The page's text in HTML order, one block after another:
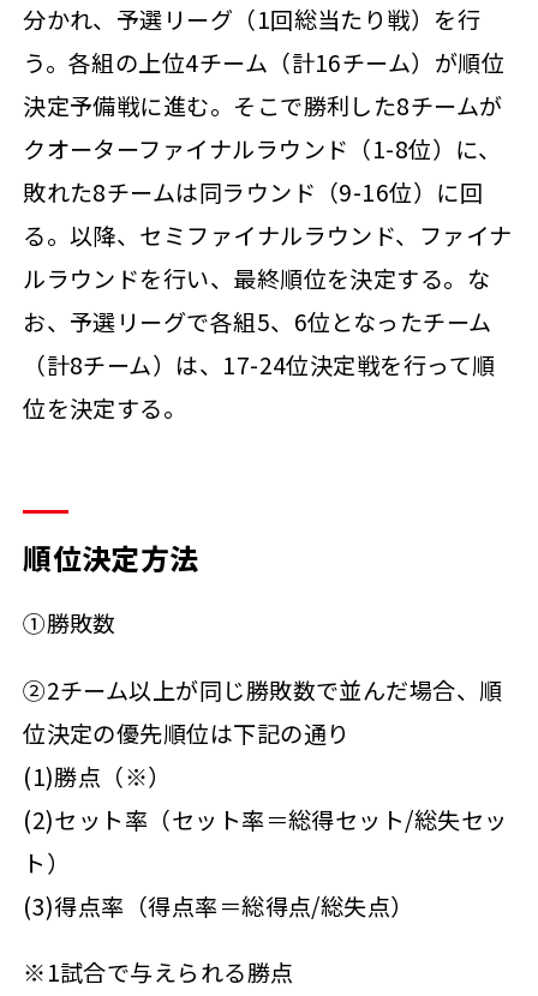
分かれ、予選リーグ（1回総当たり戦）を行
う。各組の上位4チーム（計16チーム）が順位
決定予備戦に進む。そこで勝利した8チームが
クオーターファイナルラウンド（1-8位）に、
敗れた8チームは同ラウンド（9-16位）に回
る。以降、セミファイナルラウンド、ファイナ
ルラウンドを行い、最終順位を決定する。な
お、予選リーグで各組5、6位となったチーム
（計8チーム）は、17-24位決定戦を行って順
位を決定する。
順位決定方法
①勝敗数
②2チーム以上が同じ勝敗数で並んだ場合、順
位決定の優先順位は下記の通り
(1)勝点（※）
(2)セット率（セット率＝総得セット/総失セッ
ト）
(3)得点率（得点率＝総得点/総失点）
※1試合で与えられる勝点